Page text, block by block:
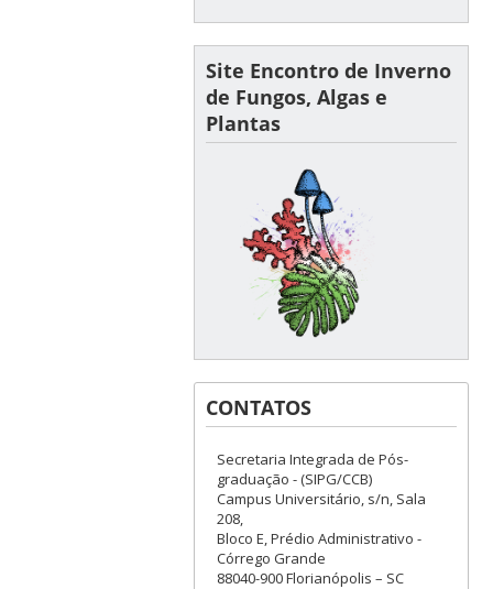
Site Encontro de Inverno
de Fungos, Algas e
Plantas
CONTATOS
Secretaria Integrada de Pós-
graduação - (SIPG/CCB)
Campus Universitário, s/n, Sala
208,
Bloco E, Prédio Administrativo -
Córrego Grande
88040-900 Florianópolis – SC